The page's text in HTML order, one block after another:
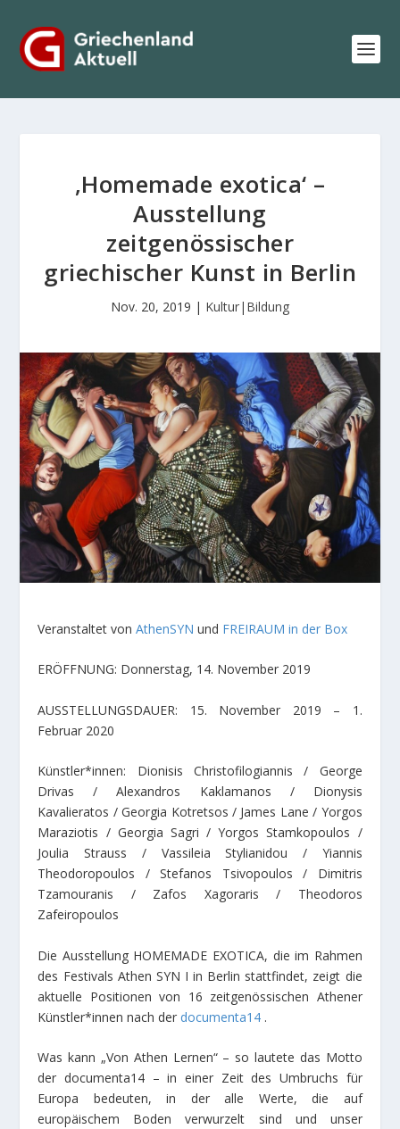
‚Homemade exotica‘ –
Ausstellung
zeitgenössischer
griechischer Kunst in Berlin
Nov. 20, 2019 | Kultur|Bildung
Veranstaltet vonAthenSYN und FREIRAUM in der Box
ERÖFFNUNG: Donnerstag, 14. November 2019
AUSSTELLUNGSDAUER: 15. November 2019 – 1.
Februar 2020
Künstler*innen: Dionisis Christofilogiannis / George
Drivas / Alexandros Kaklamanos / Dionysis
Kavalieratos / Georgia Kotretsos / James Lane / Yorgos
Maraziotis / Georgia Sagri / Yorgos Stamkopoulos /
Joulia Strauss / Vassileia Stylianidou / Yiannis
Theodoropoulos / Stefanos Tsivopoulos / Dimitris
Tzamouranis / Zafos Xagoraris / Theodoros
Zafeiropoulos
Die Ausstellung HOMEMADE EXOTICA, die im Rahmen
des Festivals Athen SYN I in Berlin stattfindet, zeigt die
aktuelle Positionen von 16 zeitgenössischen Athener
Künstler*innen nach der documenta14 .
Was kann „Von Athen Lernen“ – so lautete das Motto
der documenta14 – in einer Zeit des Umbruchs für
Europa bedeuten, in der alle Werte, die auf
europäischem Boden verwurzelt sind und unser